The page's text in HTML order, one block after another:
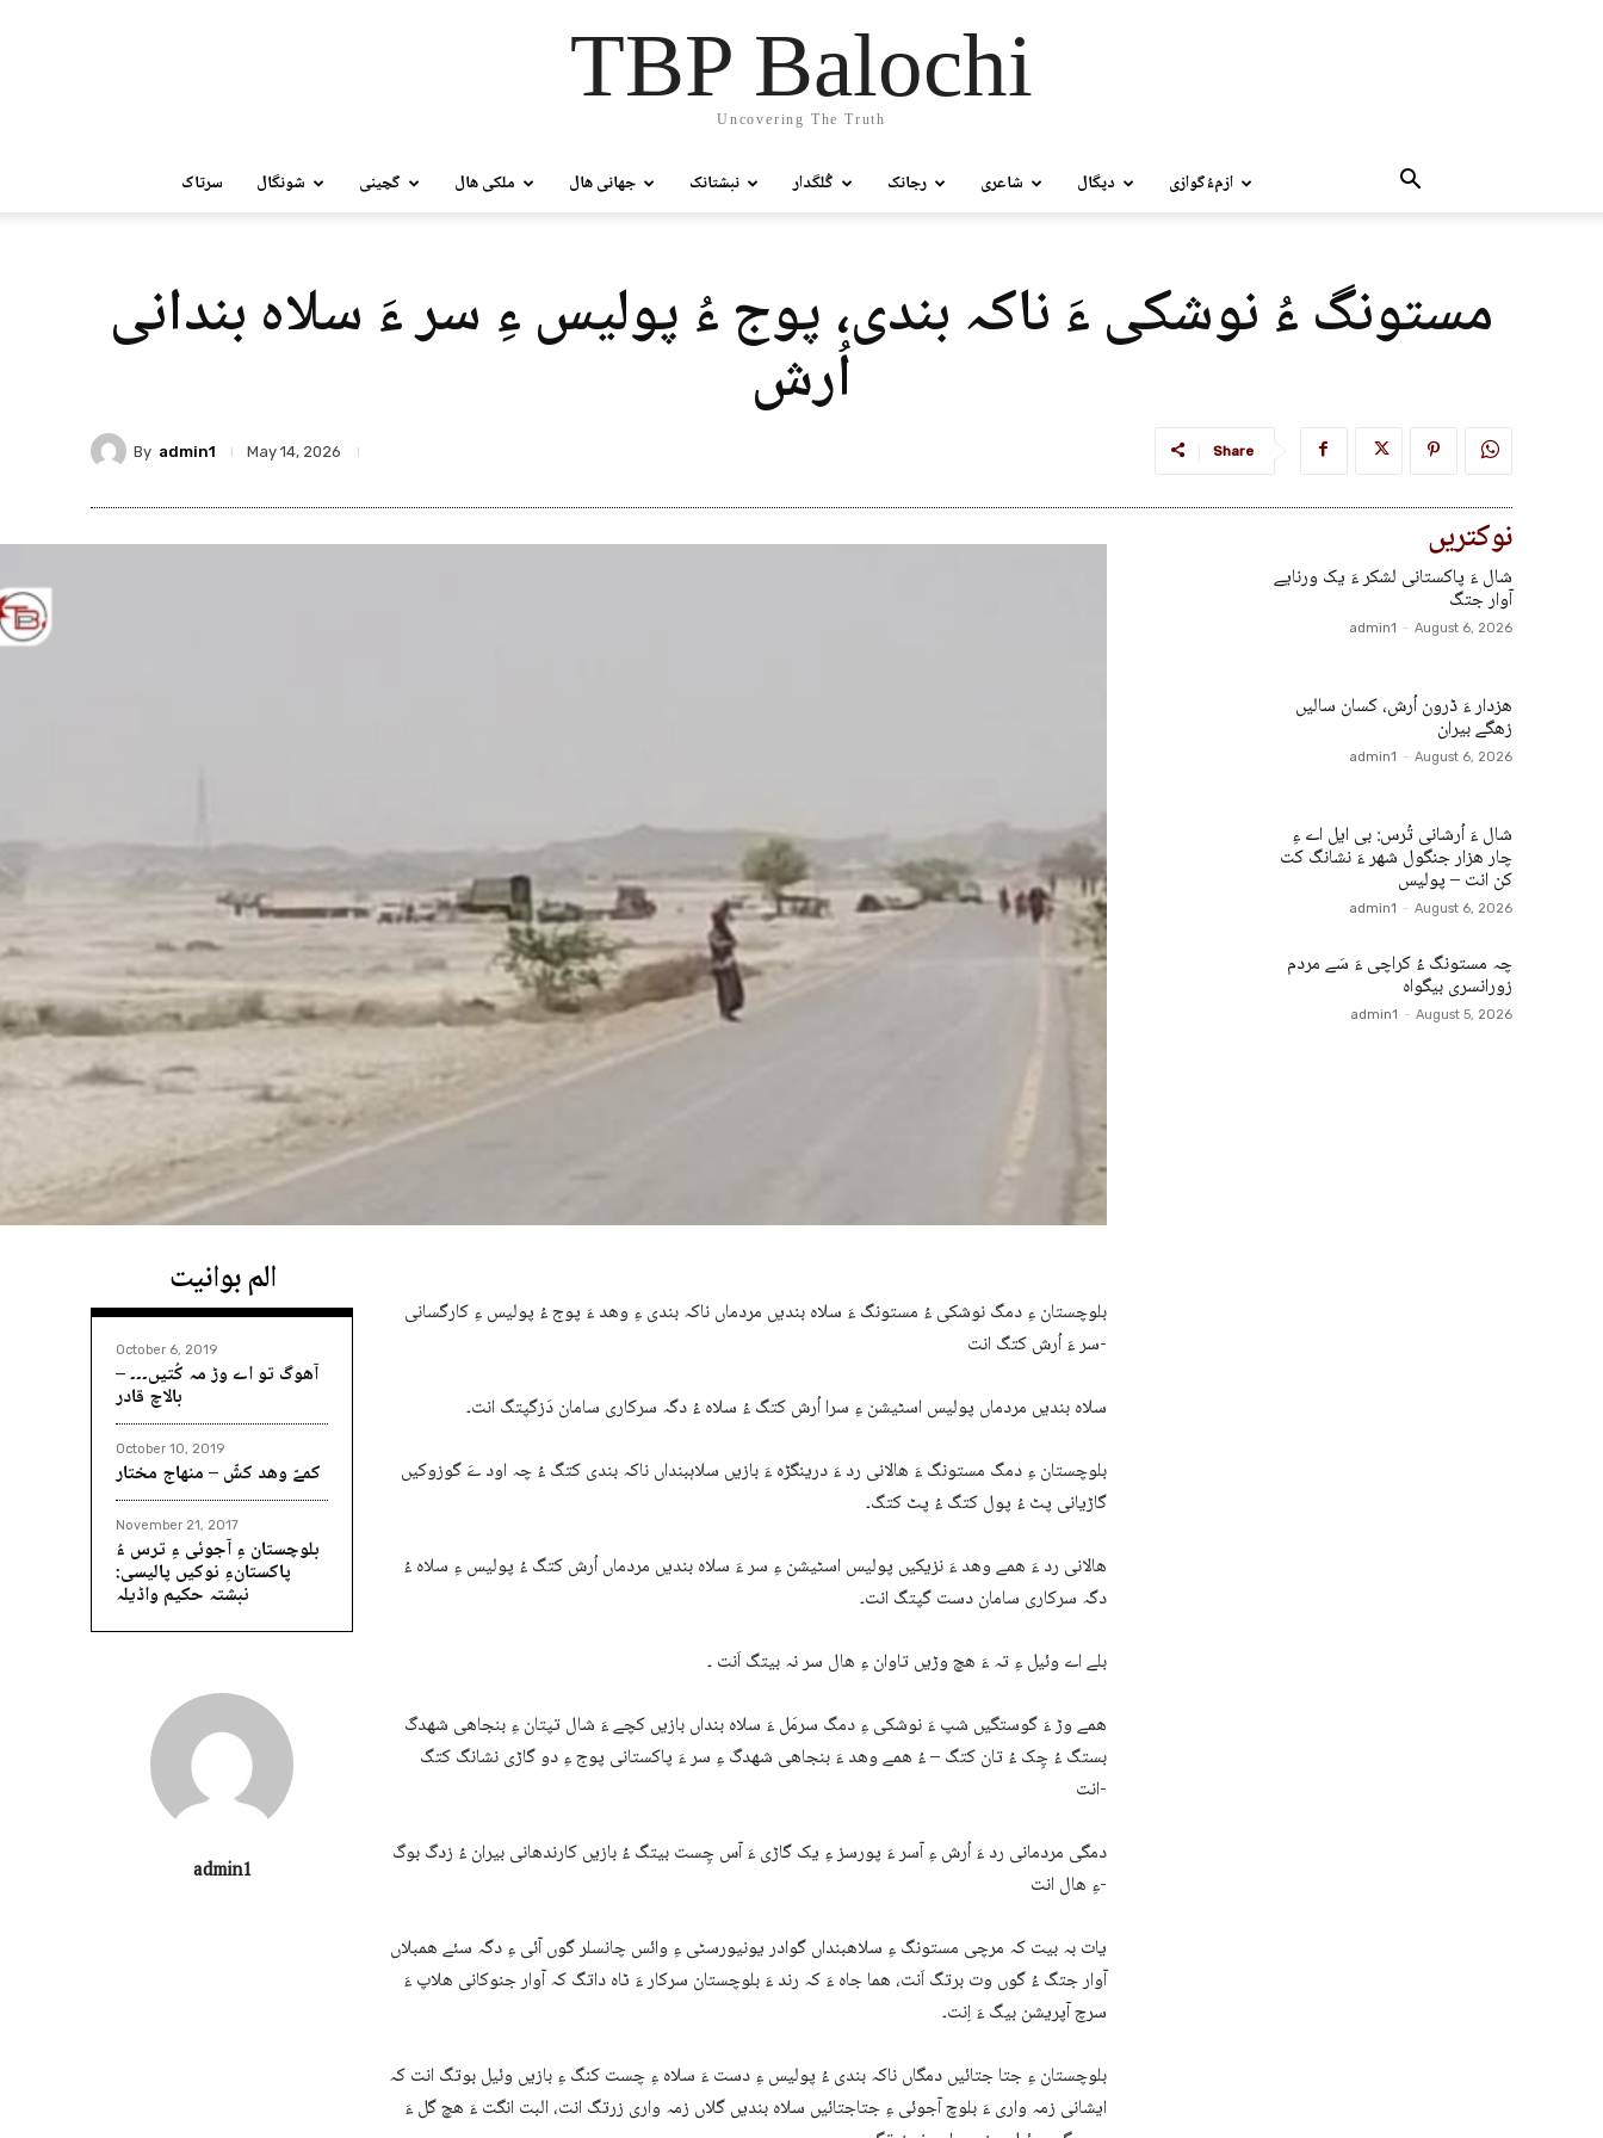
TBP Balochi
Uncovering The Truth
سرتاک شونگال گچینی ملکی ھال جھانی ھال نبشتانک گُلگدار رجانک شاعری دپگال ازمءُگوازی
مستونگ ءُ نوشکی ءَ ناکہ بندی، پوج ءُ پولیس ءِ سر ءَ سلاہ بندانی
اُرش
By admin1 May 14, 2026 Share
الم بوانیت
October 6, 2019
آھوگ تو اے وڑ مہ کُتیں۔۔۔ –
بالاچ قادر
October 10, 2019
کمےّ وھد کشّ – منھاج مختار
November 21, 2017
بلوچستان ءِ آجوئی ءِ ترس ءُ
پاکستانءِ نوکیں پالیسی:
نبشتہ حکیم واڈیلہ
admin1
بلوچستان ءِ دمگ نوشکی ءُ مستونگ ءَ سلاہ بندیں مردماں ناکہ بندی ءِ وھد ءَ پوج ءُ پولیس ءِ کارگسانی
سر ءَ اُرش کتگ انت-
سلاہ بندیں مردماں پولیس اسٹیشن ءِ سرا اُرش کتگ ءُ سلاہ ءُ دگہ سرکاری سامان دَزگپتگ انت۔
بلوچستان ءِ دمگ مستونگ ءَ ھالانی رد ءَ درینگڑہ ءَ بازیں سلاہبنداں ناکہ بندی کتگ ءُ چہ اود ےَ گوزوکیں
گاڑیانی پٹ ءُ پول کتگ ءُ پٹ کتگ۔
ھالانی رد ءَ ھمے وھد ءَ نزیکیں پولیس اسٹیشن ءِ سر ءَ سلاہ بندیں مردماں اُرش کتگ ءُ پولیس ءِ سلاہ ءُ
دگہ سرکاری سامان دست گپتگ انت۔
بلے اے وئیل ءِ تہ ءَ ھچ وڑیں تاوان ءِ ھال سر نہ بیتگ اَنت ۔
ھمے وڑ ءَ گوستگیں شپ ءَ نوشکی ءِ دمگ سرمَل ءَ سلاہ بنداں بازیں کچے ءَ شال تپتان ءِ بنجاھی شھدگ
بستگ ءُ چِک ءُ تان کتگ – ءُ ھمے وھد ءَ بنجاھی شھدگ ءِ سر ءَ پاکستانی پوج ءِ دو گاڑی نشانگ کتگ
انت-
دمگی مردمانی رد ءَ اُرش ءِ آسر ءَ پورسز ءِ یک گاڑی ءَ آس چِست بیتگ ءُ بازیں کارندھانی بیران ءُ زدگ بوگ
ءِ ھال انت-
یات بہ بیت کہ مرچی مستونگ ءِ سلاھبنداں گوادر یونیورسٹی ءِ وائس چانسلر گوں آئی ءِ دگہ سئے ھمبلاں
آوار جتگ ءُ گوں وت برتگ اَنت، ھما جاہ ءَ کہ رند ءَ بلوچستان سرکار ءَ ٹاہ داتگ کہ آوار جنوکانی ھلاپ ءَ
سرچ آپریشن بیگ ءَ اِنت۔
بلوچستان ءِ جتا جتائیں دمگاں ناکہ بندی ءُ پولیس ءِ دست ءَ سلاہ ءِ چست کنگ ءِ بازیں وئیل بوتگ انت کہ
ایشانی زمہ واری ءَ بلوچ آجوئی ءِ جتاجتائیں سلاہ بندیں گلاں زمہ واری زرتگ انت، البت انگت ءَ ھچ گل ءَ
نوکتریں
شال ءَ پاکستانی لشکر ءَ یک ورنایے
آوار جتگ
admin1 - August 6, 2026
ھزدار ءَ ڈرون اُرش، کسان سالیں
زھگے بیران
admin1 - August 6, 2026
شال ءَ اُرشانی تُرس: بی ایل اے ءِ
چار ھزار جنگول شھر ءَ نشانگ کت
کن انت – پولیس
admin1 - August 6, 2026
چہ مستونگ ءُ کراچی ءَ سَے مردم
زورانسری بیگواہ
admin1 - August 5, 2026